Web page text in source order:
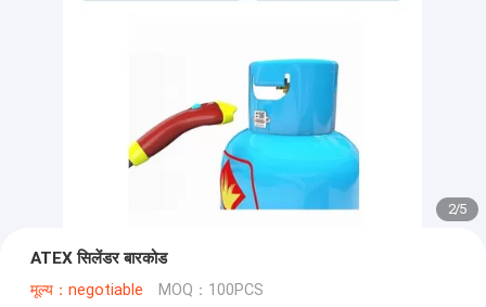
2/5
ATEX सिलेंडर बारकोड
मूल्य：negotiable MOQ：100PCS